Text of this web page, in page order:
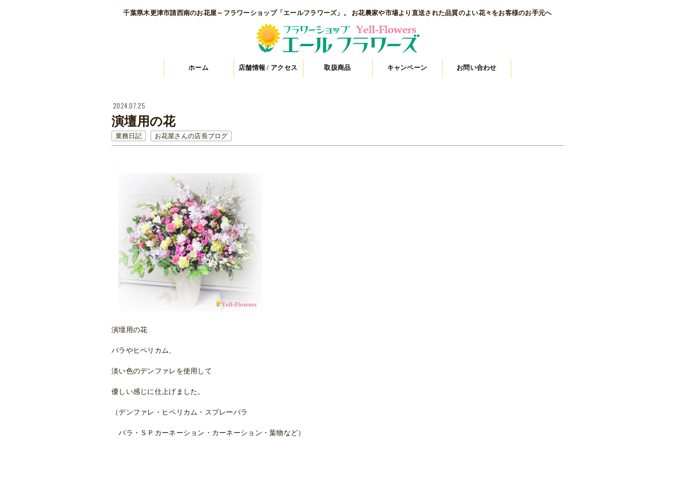
千葉県木更津市請西南のお花屋～フラワーショップ「エールフラワーズ」。 お花農家や市場より直送された品質のよい花々をお客様のお手元へ
ホーム 店舗情報 / アクセス 取扱商品 キャンペーン お問い合わせ
2024.07.25
演壇用の花
業務日記 お花屋さんの店長ブログ
演壇用の花
バラやヒペリカム、
淡い色のデンファレを使用して
優しい感じに仕上げました。
（デンファレ・ヒペリカム・スプレーバラ
バラ・ＳＰカーネーション・カーネーション・葉物など）